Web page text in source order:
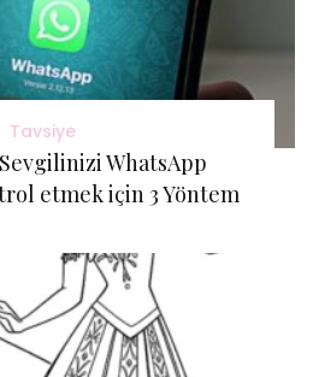
Tavsiye
WhatsApp
etmek için 3 Yöntem